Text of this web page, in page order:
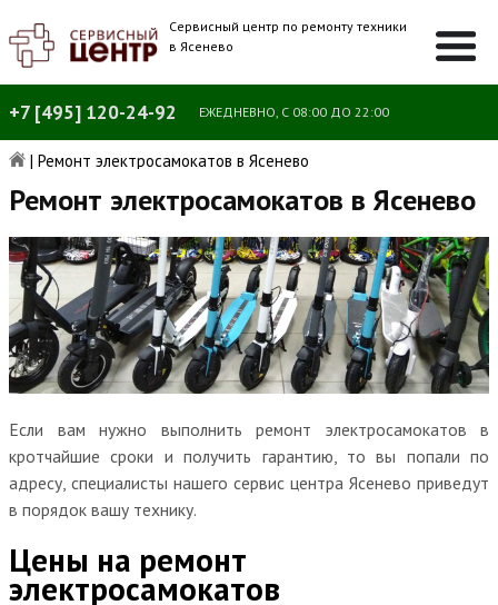
Сервисный центр по ремонту техники
в Ясенево
+7 [495] 120-24-92 ЕЖЕДНЕВНО, С 08:00 ДО 22:00
| Ремонт электросамокатов в Ясенево
Ремонт электросамокатов в Ясенево
Если вам нужно выполнить ремонт электросамокатов в
кротчайшие сроки и получить гарантию, то вы попали по
адресу, специалисты нашего сервис центра Ясенево приведут
в порядок вашу технику.
Цены на ремонт
электросамокатов